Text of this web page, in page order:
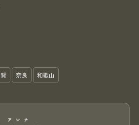
奈良 和歌山